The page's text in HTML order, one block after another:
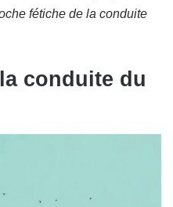
fétiche de la conduite
conduite du